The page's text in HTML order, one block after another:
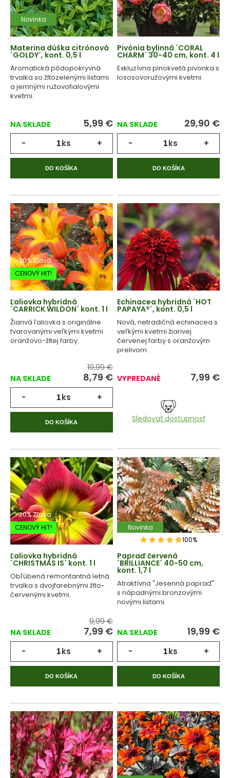
Novinka
Materina dúška citrónová
´GOLDY´, kont. 0,5 l
Aromatická pôdopokryvná
trvalka so žltozelenými listami
a jemnými ružovofialovými
kvetmi.
NA SKLADE 5,99 €
- ks +
DO KOŠÍKA
Pivónia bylinná ´CORAL
CHARM´ 30-40 cm, kont. 4 l
Exkluzívna plnokvetá pivonka s
lososovoružovými kvetmi.
NA SKLADE 29,90 €
- ks +
DO KOŠÍKA
-20% Zľava
CENOVÝ HIT!
Ľaliovka hybridná
´CARRICK WILDON´ kont. 1 l
Žiarivá ľaliovka s originálne
tvarovanými veľkými kvetmi
oranžovo-žltej farby.
NA SKLADE
10,99 €
8,79 €
- ks +
DO KOŠÍKA
Echinacea hybridná ´HOT
PAPAYA®´, kont. 0,5 l
Nová, netradičná echinacea s
veľkými kvetmi žiarivej
červenej farby s oranžovým
prelivom.
VYPREDANÉ 7,99 €
Sledovať dostupnosť
-20% Zľava
CENOVÝ HIT!
Ľaliovka hybridná
´CHRISTMAS IS´ kont. 1 l
Obľúbená remontantná letná
trvalka s dvojfarebnými žlto-
červenými kvetmi.
NA SKLADE
9,99 €
7,99 €
- ks +
DO KOŠÍKA
Novinka
100%
Papraď červená
´BRILLIANCE´ 40-50 cm,
kont. 1,7 l
Atraktívna "Jesenná papraď"
s nápadnými bronzovými
novými listami.
NA SKLADE 19,99 €
- ks +
DO KOŠÍKA